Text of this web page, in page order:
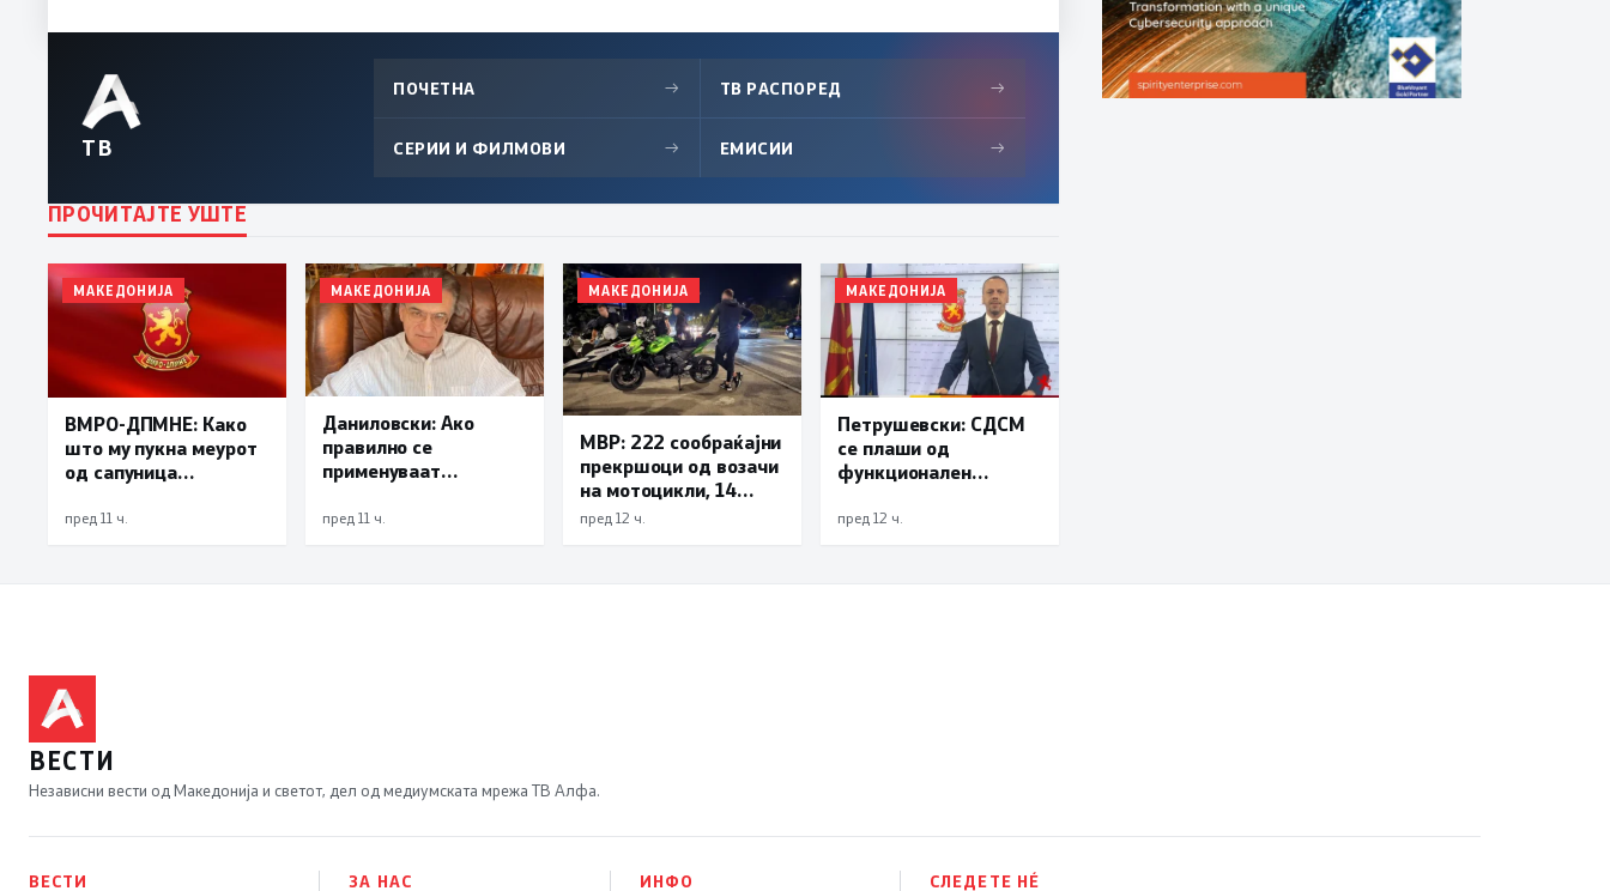
ТВ
ПОЧЕТНА → ТВ РАСПОРЕД →
СЕРИИ И ФИЛМОВИ → ЕМИСИИ →
ПРОЧИТАЈТЕ УШТЕ
МАКЕДОНИЈА
ВМРО-ДПМНЕ: Како
што му пукна меурот
од сапуница
така на талогот на
пред 11 ч.
МАКЕДОНИЈА
Даниловски: Ако
правилно се
применуваат
може да се
пред 11 ч.
МАКЕДОНИЈА
МВР: 222 сообраќајни
прекршоци од возачи
на мотоцикли, 14
лишени поради
пред 12 ч.
МАКЕДОНИЈА
Петрушевски: СДСМ
се плаши од
функционален
град“ е доказ дека
пред 12 ч.
ВЕСТИ
Независни вести од Македонија и светот, дел од медиумската мрежа ТВ Алфа.
ВЕСТИ ЗА НАС ИНФО СЛЕДЕТЕ НÉ